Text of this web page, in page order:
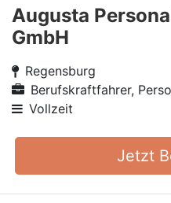
Augusta
GmbH
Regensburg
Berufskraftfahrer,
Vollzeit
Jetzt